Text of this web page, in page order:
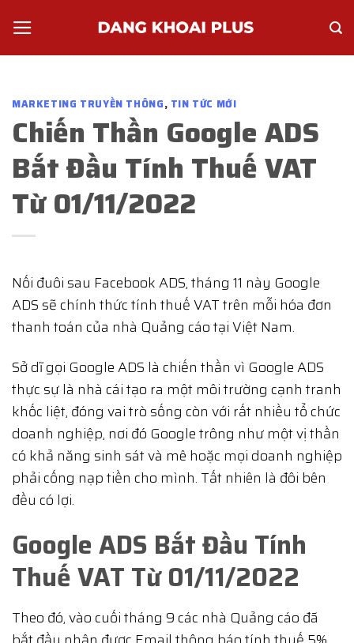
content
MARKETING TRUYỀN THÔNG, TIN TỨC MỚI
Chiến Thần Google ADS
Bắt Đầu Tính Thuế VAT
Từ 01/11/2022
Nối đuôi sau Facebook ADS, tháng 11 này Google
ADS sẽ chính thức tính thuế VAT trên mỗi hóa đơn
thanh toán của nhà Quảng cáo tại Việt Nam.
Sở dĩ gọi Google ADS là chiến thần vì Google ADS
thực sự là nhà cái tạo ra một môi trường cạnh tranh
khốc liệt, đóng vai trò sống còn với rất nhiều tổ chức
doanh nghiệp, nơi đó Google trông như một vị thần
có khả năng sinh sát và mê hoặc mọi doanh nghiệp
phải cống nạp tiền cho mình. Tất nhiên là đôi bên
đều có lợi.
Google ADS Bắt Đầu Tính
Thuế VAT Từ 01/11/2022
Theo đó, vào cuối tháng 9 các nhà Quảng cáo đã